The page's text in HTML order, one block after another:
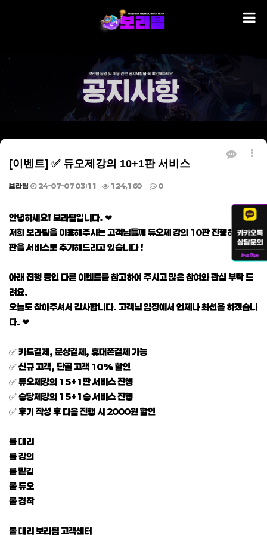
[이벤트] ✅ 듀오제강의 10+1판 서비스
보라팀 24-07-07 03:11 124,160 0
본문
안녕하세요! 보라팀입니다. ❤
저희 보라팀을 이용해주시는 고객님들께 듀오제 강의 10판 진행하시면 1
판을 서비스로 추가해드리고 있습니다 !
아래 진행 중인 다른 이벤트를 참고하여 주시고 많은 참여와 관심 부탁 드
려요.
오늘도 찾아주셔서 감사합니다. 고객님 입장에서 언제나 최선을 하겠습니
다. ❤
✅ 카드결제, 문상결제, 휴대폰결제 가능
✅ 신규 고객, 단골 고객 10% 할인
✅ 듀오제강의 15+1판 서비스 진행
✅ 승당제강의 15+1승 서비스 진행
✅ 후기 작성 후 다음 진행 시 2000원 할인
롤 대리
롤 강의
롤 맡김
롤 듀오
롤 경작
롤 대리 보라팀 고객센터